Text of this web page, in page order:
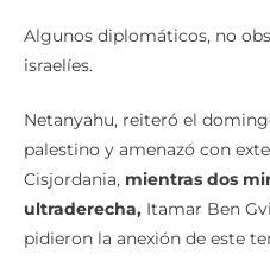
Algunos diplomáticos, no
israelíes.
Netanyahu, reiteró el
palestino y amenazó con
Cisjordania, mientras dos
ultraderecha, Itamar Ben
pidieron la anexión de este